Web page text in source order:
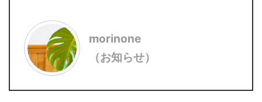
morinone
（お知らせ）